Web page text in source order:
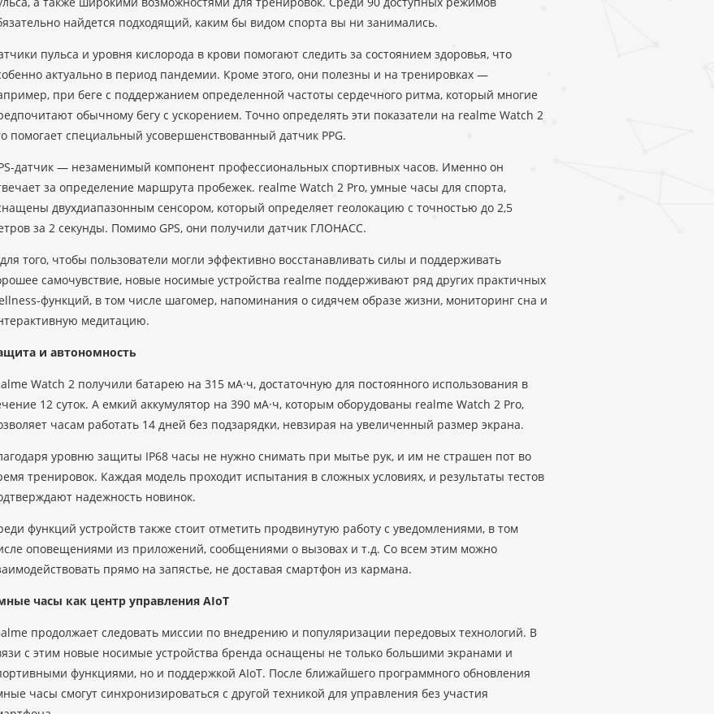
найдется подходящий, каким бы видом спорта вы ни занимались.
пульса и уровня кислорода в крови помогают следить за состоянием здоровья, что
актуально в период пандемии. Кроме этого, они полезны и на тренировках —
при беге с поддержанием определенной частоты сердечного ритма, который многие
обычному бегу с ускорением. Точно определять эти показатели на realme Watch 2
помогает специальный усовершенствованный датчик PPG.
датчик — незаменимый компонент профессиональных спортивных часов. Именно он
за определение маршрута пробежек. realme Watch 2 Pro, умные часы для спорта,
двухдиапазонным сенсором, который определяет геолокацию с точностью до 2,5
за 2 секунды. Помимо GPS, они получили датчик ГЛОНАСС.
того, чтобы пользователи могли эффективно восстанавливать силы и поддерживать
самочувствие, новые носимые устройства realme поддерживают ряд других практичных
функций, в том числе шагомер, напоминания о сидячем образе жизни, мониторинг сна и
медитацию.
и автономность
Watch 2 получили батарею на 315 мА·ч, достаточную для постоянного использования в
12 суток. А емкий аккумулятор на 390 мА·ч, которым оборудованы realme Watch 2 Pro,
часам работать 14 дней без подзарядки, невзирая на увеличенный размер экрана.
уровню защиты IP68 часы не нужно снимать при мытье рук, и им не страшен пот во
тренировок. Каждая модель проходит испытания в сложных условиях, и результаты тестов
надежность новинок.
функций устройств также стоит отметить продвинутую работу с уведомлениями, в том
оповещениями из приложений, сообщениями о вызовах и т.д. Со всем этим можно
прямо на запястье, не доставая смартфон из кармана.
часы как центр управления AIoT
продолжает следовать миссии по внедрению и популяризации передовых технологий. В
с этим новые носимые устройства бренда оснащены не только большими экранами и
функциями, но и поддержкой AIoT. После ближайшего программного обновления
часы смогут синхронизироваться с другой техникой для управления без участия